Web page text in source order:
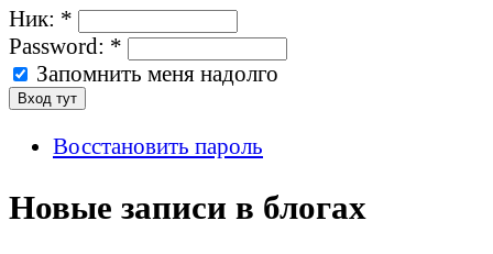
Ник: *
Password: *
Запомнить меня надолго
Восстановить пароль
Новые записи в блогах